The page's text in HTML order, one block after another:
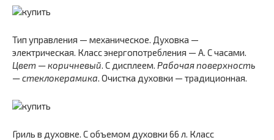
Тип управления — механическое. Духовка —
электрическая. Класс энергопотребления — A. С часами.
Цвет — коричневый. С дисплеем. Рабочая поверхность
— стеклокерамика. Очистка духовки — традиционная.
Гриль в духовке. С объемом духовки 66 л. Класс